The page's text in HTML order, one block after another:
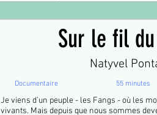
Sur le fil
Natyvel
Documentaire 55 minutes
Je viens d’un peuple - les Fangs - où les
vivants. Mais depuis que nous sommes